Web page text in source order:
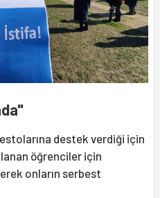
destek verdiği için
öğrenciler için
onların serbest